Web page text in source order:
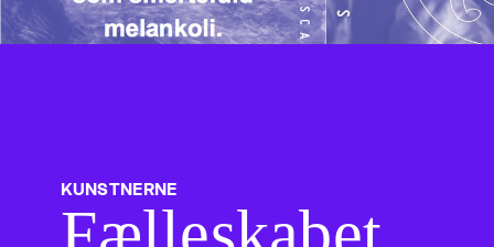
KUNSTNERNE